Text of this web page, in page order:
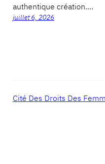
authentique création.…
juillet 6, 2026
Cité Des Droits Des